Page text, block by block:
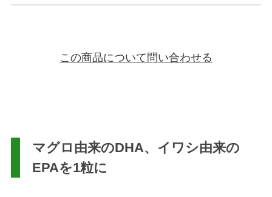
この商品について問い合わせる
マグロ由来のDHA、イワシ由来の
EPAを1粒に